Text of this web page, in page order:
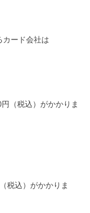
カード会社は
（税込）がかかりま
税込）がかかりま